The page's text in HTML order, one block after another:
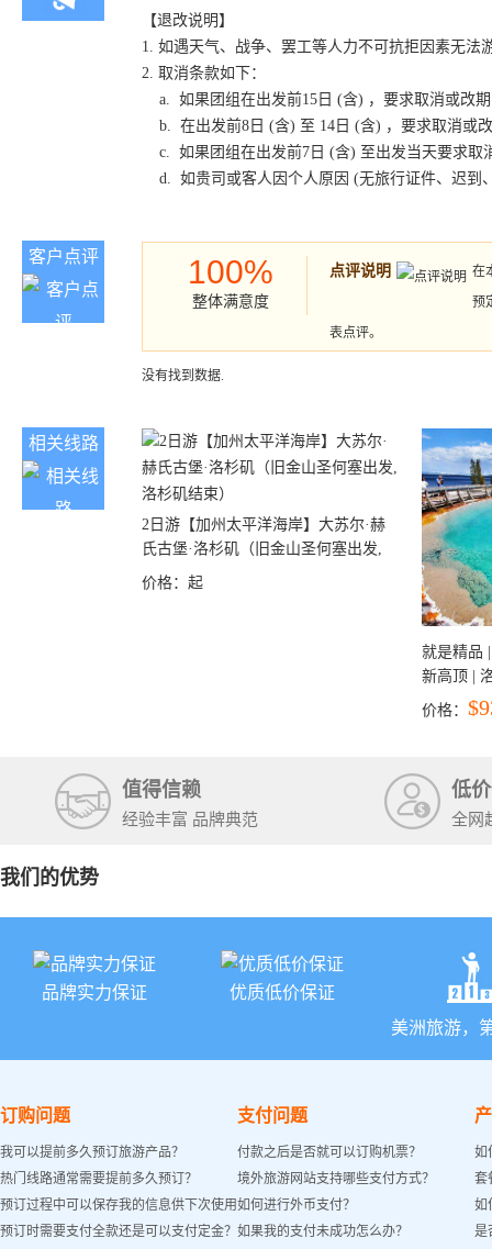
【退改说明】
1. 如遇天气、战争、罢工等人力不可抗拒因素无
2. 取消条款如下：
a. 如果团组在出发前15日 (含) ，要求取消或改
b. 在出发前8日 (含) 至 14日 (含) ，要求取消或
c. 如果团组在出发前7日 (含) 至出发当天要求取
d. 如贵司或客人因个人原因 (无旅行证件、迟到
客户点评 100%
整体满意度
点评说明
在
预
表点评。
没有找到数据.
相关线路
2日游【加州太平洋海岸】大苏尔·赫
氏古堡·洛杉矶（旧金山圣何塞出发,
洛杉矶结束）
价格： 起
就是精品
新高顶 |
彩穴+马
价格：
值得信赖
经验丰富 品牌典范
低
全网
我们的优势
品牌实力保证
优质低价保证
美洲旅游，
订购问题
我可以提前多久预订旅游产品？
热门线路通常需要提前多久预订？
预订过程中可以保存我的信息供下次使用
吗？
预订时需要支付全款还是可以支付定金？
支付问题
付款之后是否就可以订购机票？
境外旅游网站支持哪些支付方式？
如何进行外币支付？
如果我的支付未成功怎么办？
如
套
如
是